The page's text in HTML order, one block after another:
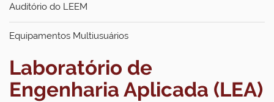
Auditório do LEEM
Equipamentos Multiusuários
Laboratório de
Engenharia Aplicada (LEA)